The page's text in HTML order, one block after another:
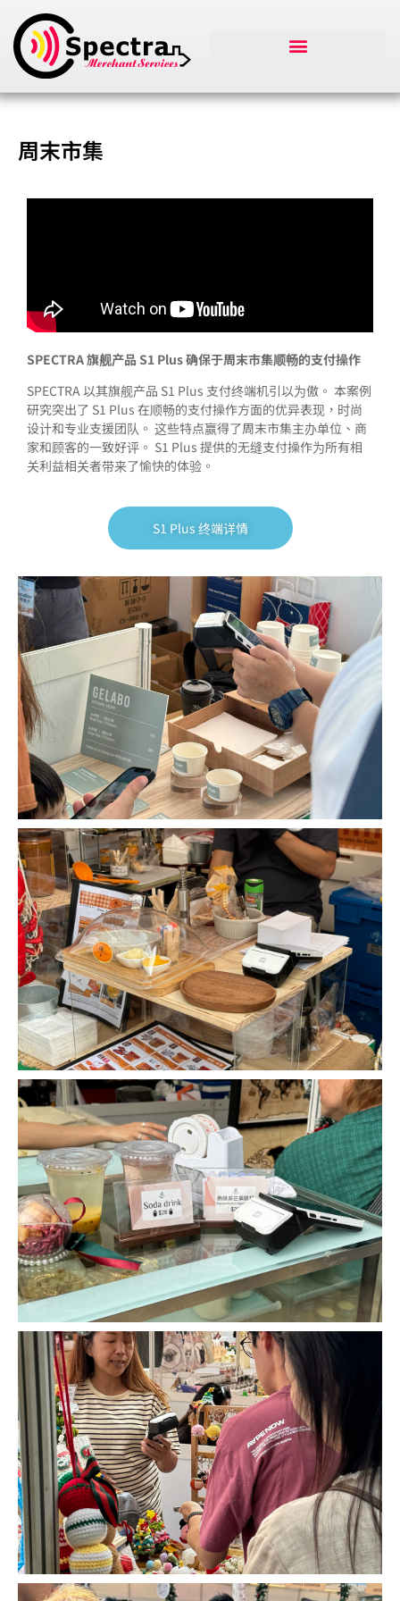
周末市集
SPECTRA 旗舰产品 S1 Plus 确保于周末市集顺畅的支付操作
SPECTRA 以其旗舰产品 S1 Plus 支付终端机引以为傲。 本案例
研究突出了 S1 Plus 在顺畅的支付操作方面的优异表现，时尚
设计和专业支援团队。 这些特点赢得了周末市集主办单位、商
家和顾客的一致好评。 S1 Plus 提供的无缝支付操作为所有相
关利益相关者带来了愉快的体验。
S1 Plus 终端详情